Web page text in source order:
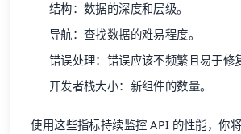
结构：数据的深度和层级。
导航：查找数据的难易程度。
错误处理：错误应该不频繁且易于修
开发者栈大小：新组件的数量。
使用这些指标持续监控 API 的性能，你